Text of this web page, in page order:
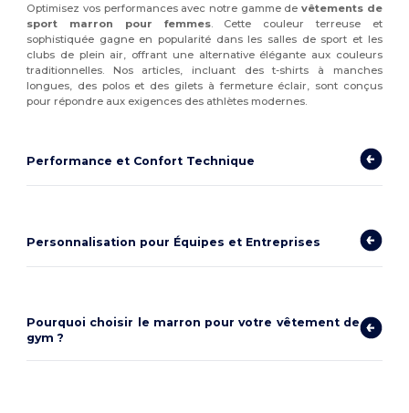
Optimisez vos performances avec notre gamme devêtements de
sport marron pour femmes. Cette couleur terreuse et
sophistiquée gagne en popularité dans les salles de sport et les
clubs de plein air, offrant une alternative élégante aux couleurs
traditionnelles. Nos articles, incluant des t-shirts à manches
longues, des polos et des gilets à fermeture éclair, sont conçus
pour répondre aux exigences des athlètes modernes.
Performance et Confort Technique
Personnalisation pour Équipes et Entreprises
Pourquoi choisir le marron pour votre vêtement de
gym ?